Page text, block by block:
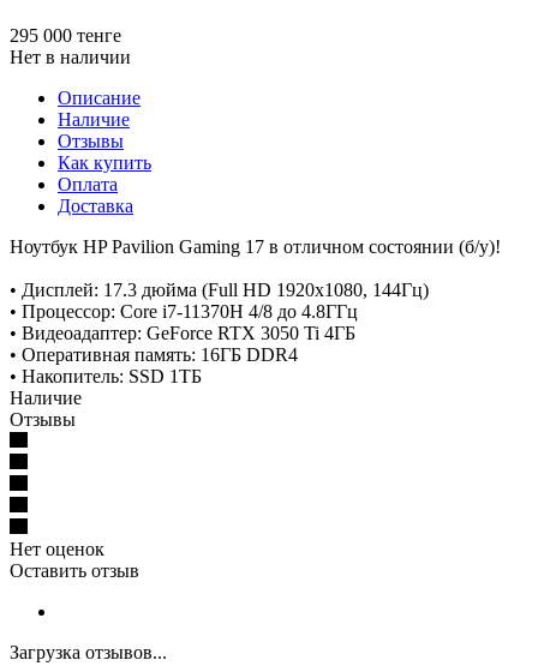
295 000 тенге
Нет в наличии
Описание
Наличие
Отзывы
Как купить
Оплата
Доставка
Ноутбук HP Pavilion Gaming 17 в отличном состоянии (б/у)!
• Дисплей: 17.3 дюйма (Full HD 1920x1080, 144Гц)
• Процессор: Core i7-11370H 4/8 до 4.8ГГц
• Видеоадаптер: GeForce RTX 3050 Ti 4ГБ
• Оперативная память: 16ГБ DDR4
• Накопитель: SSD 1ТБ
Наличие
Отзывы
Нет оценок
Оставить отзыв
Загрузка отзывов...